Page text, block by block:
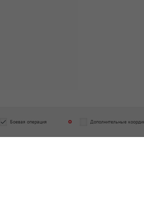
Боевая операция Дополнительные